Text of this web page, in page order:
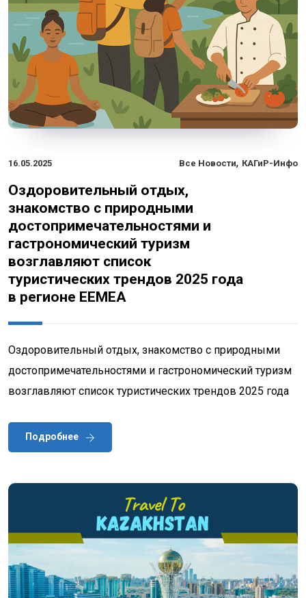
16.05.2025 Все Новости, КАГиР-Инфо
Оздоровительный отдых,
знакомство с природными
достопримечательностями и
гастрономический туризм
возглавляют список
туристических трендов 2025 года
в регионе EEMEA
Оздоровительный отдых, знакомство с природными
достопримечательностями и гастрономический туризм
возглавляют список туристических трендов 2025 года
Подробнее